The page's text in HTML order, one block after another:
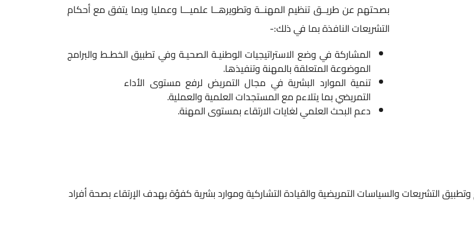
بصحتهم عن طريــق تنظيم المهنــة وتطويرهــا علميـــا وعمليا وبما يتفق مع أحكام
التشريعات النافذة بما في ذلك:-
المشاركة في وضع الاستراتيجيات الوطنيـة الصحيـة وفي تطبيق الخطـط والبرامج
الموضوعة المتعلقة بالمهنة وتنفيذها.
تنمية الموارد البشرية في مجال التمريض لرفع مستوى الأداء
التمريضي بما يتلاءم مع المستجدات العلمية والعملية.
دعم البحث العلمي لغايات الارتقاء بمستوى المهنة.
التشريعات والسياسات التمريضية والقيادة التشاركية وموارد بشرية كفؤة بهدف الإرتقاء بصحة أفراد